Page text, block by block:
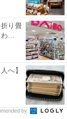
余熱でじんわ
も至福！ 食べ
り畳
...
へ】
by